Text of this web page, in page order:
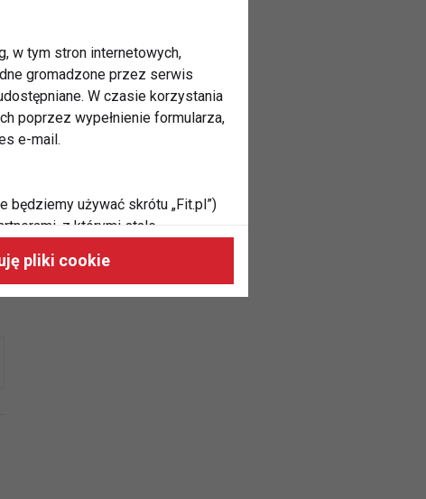
w tym stron internetowych,
gromadzone przez serwis
W czasie korzystania
poprzez wypełnienie formularza,
e-mail.
będziemy używać skrótu „Fit.pl”)
z którymi stale
zainteresowań oraz do
pliki cookie